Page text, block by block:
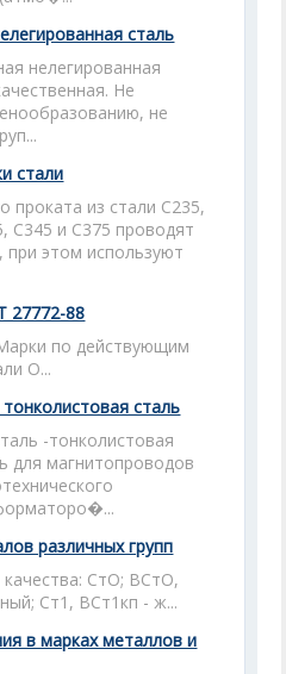
сталь
нелегированная
Не
не
стали
проката из стали С235,
С345 и С375 проводят
при этом используют
27772-88
по действующим
О...
сталь
-тонколистовая
для магнитопроводов
различных групп
СтО; ВСтО,
Ст1, ВСт1кп - ж...
в марках металлов и